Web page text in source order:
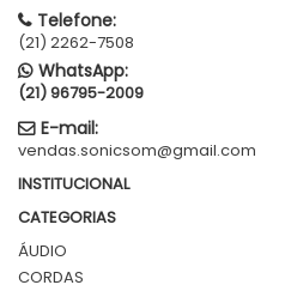
Telefone:
(21) 2262-7508
WhatsApp:
(21) 96795-2009
E-mail:
vendas.sonicsom@gmail.com
INSTITUCIONAL
CATEGORIAS
ÁUDIO
CORDAS